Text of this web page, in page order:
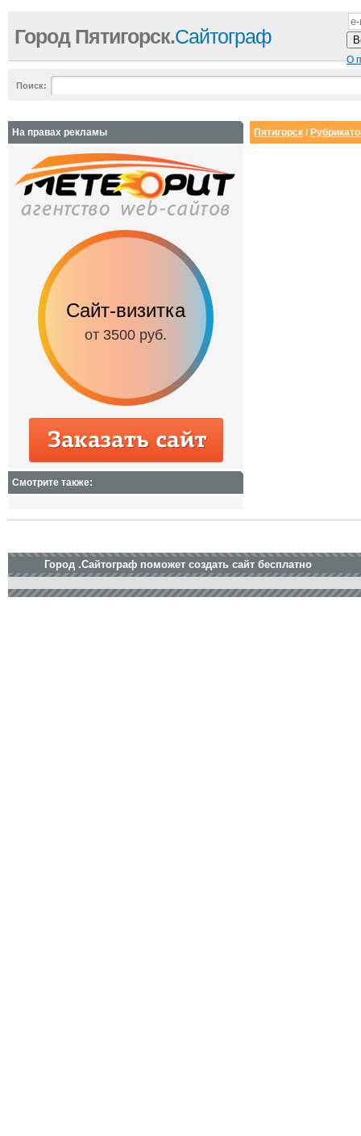
О
Город Пятигорск.Сайтограф
Поиск:
Пятигорск /
На правах рекламы
Сайт-визитка
от 3500 руб.
Смотрите также:
Город .Сайтограф поможет создать сайт бесплатно